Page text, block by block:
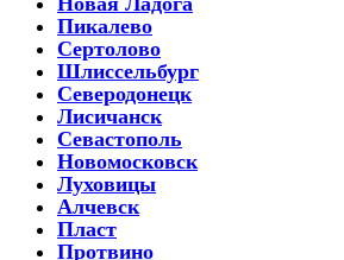
Пикалево
Сертолово
Шлиссельбург
Северодонецк
Лисичанск
Севастополь
Новомосковск
Луховицы
Алчевск
Пласт
Протвино